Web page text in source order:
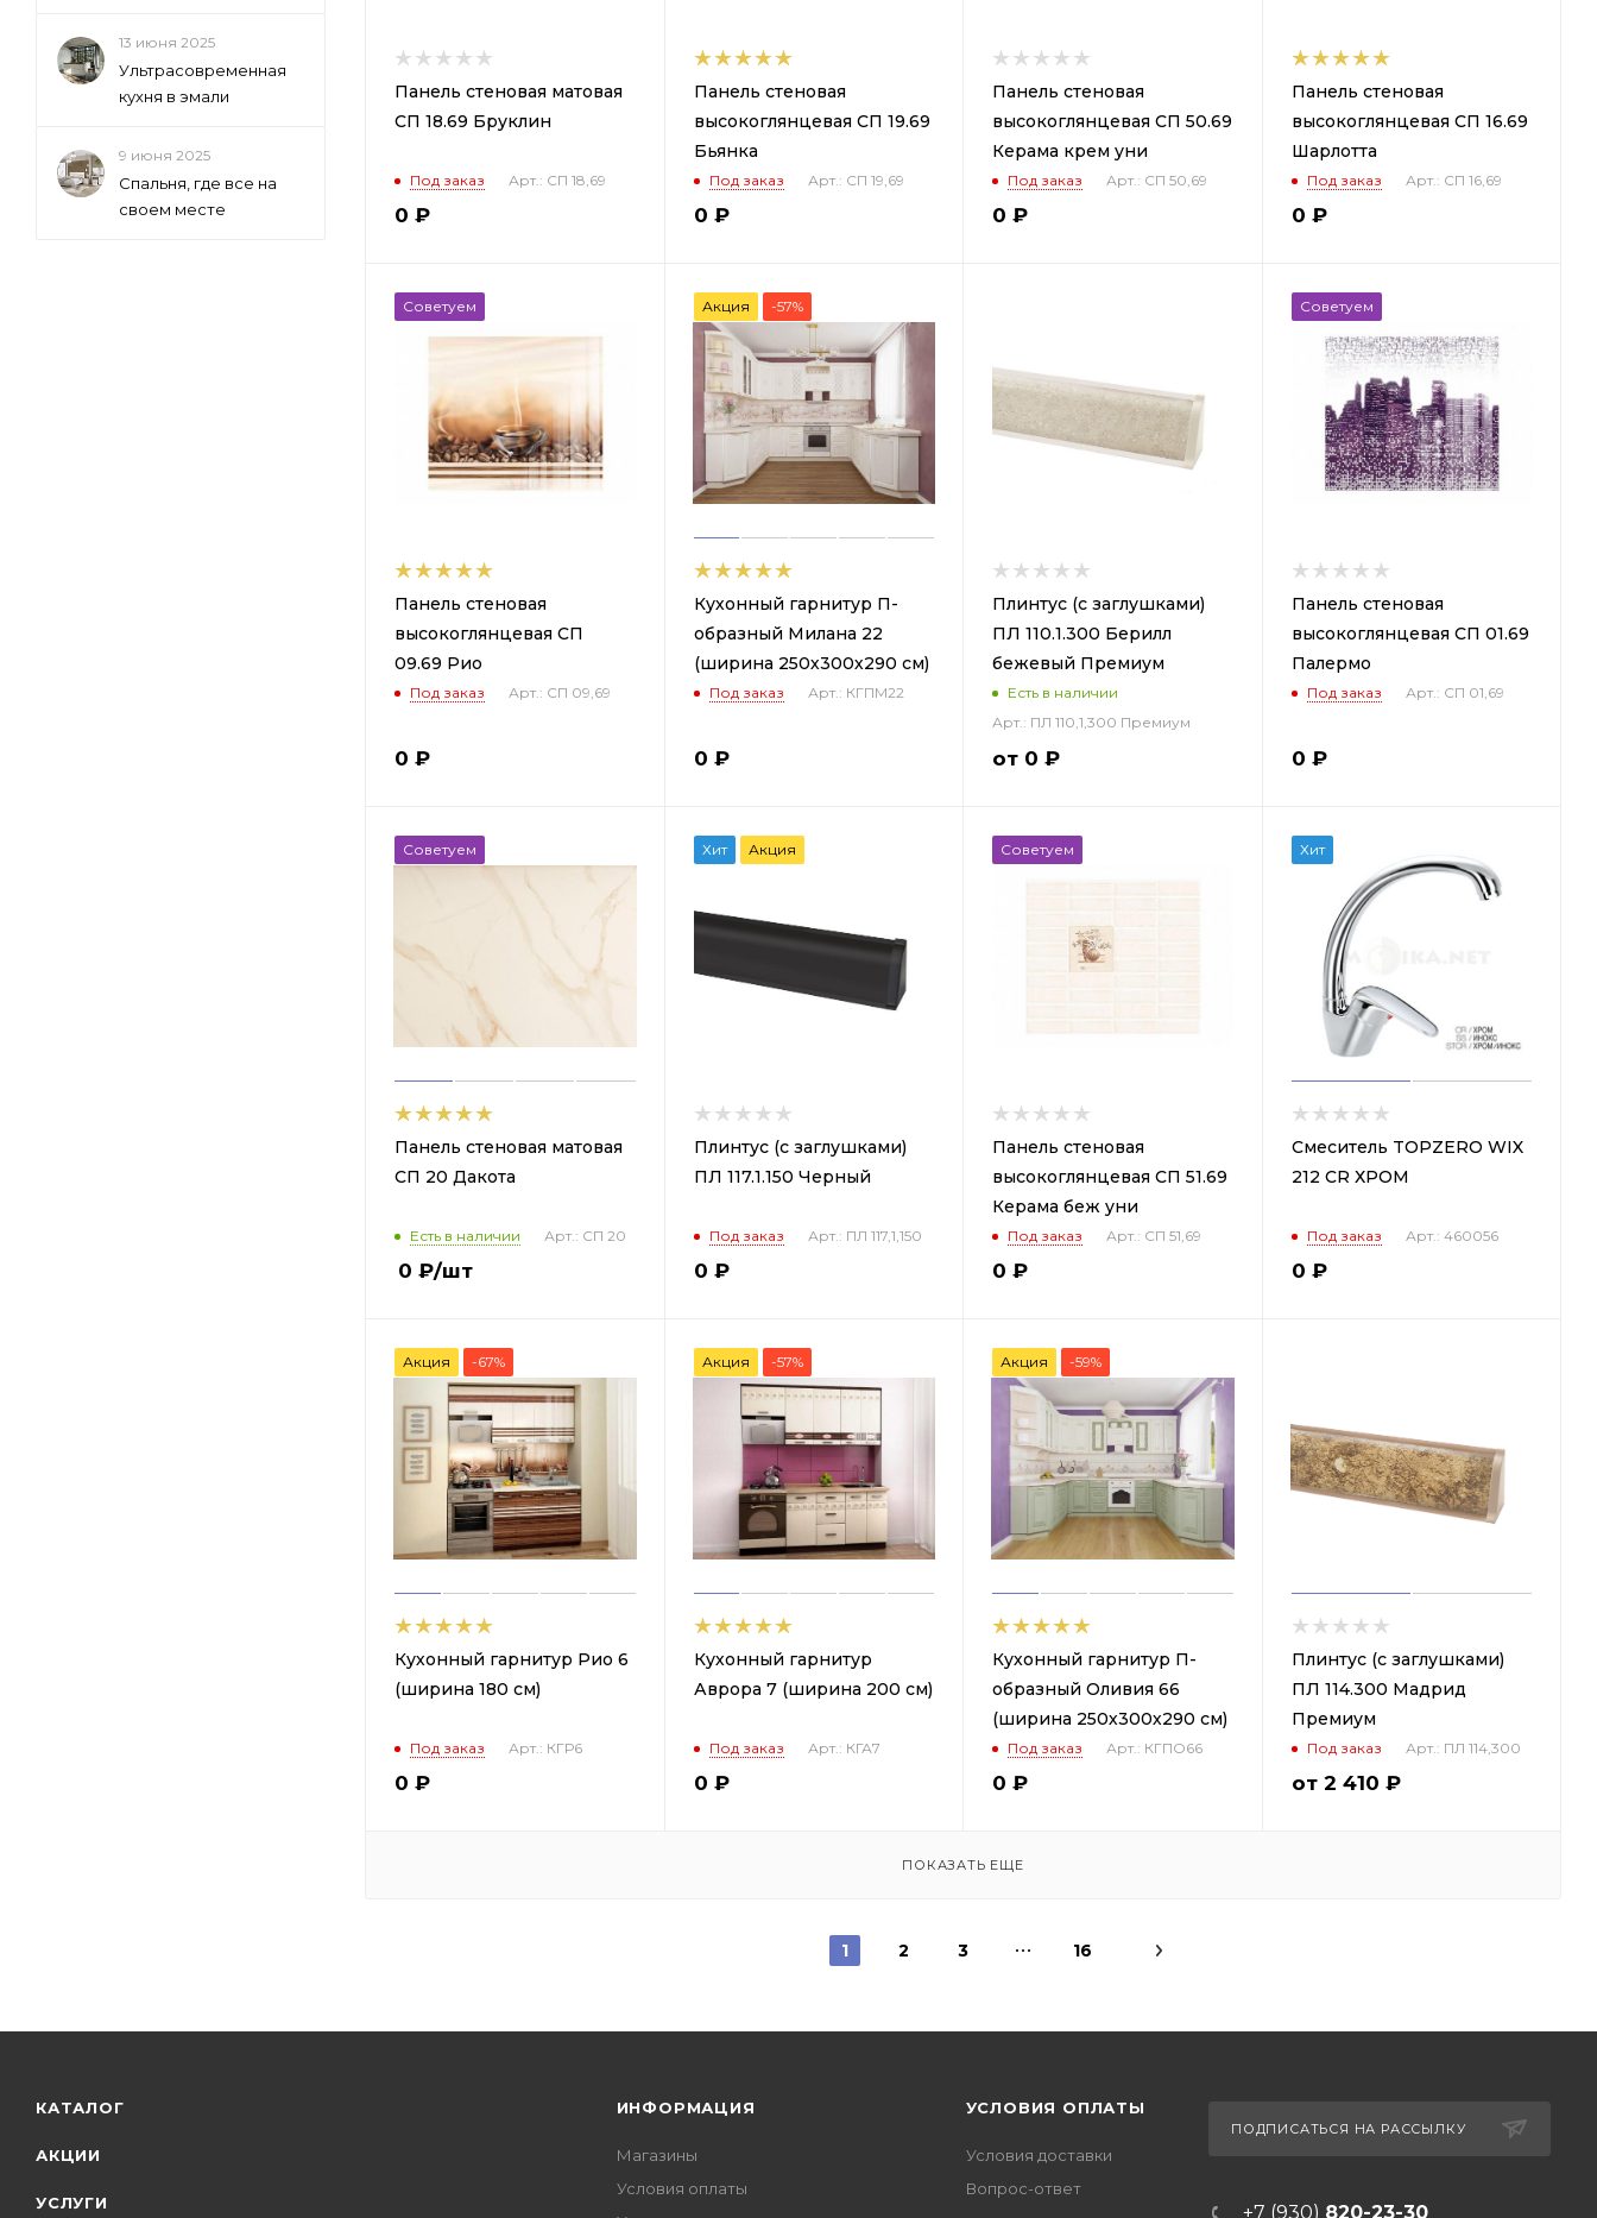
Панель стеновая матовая
СП 18.69 Бруклин
Под заказ Арт.: СП 18,69
0 ₽
Панель стеновая
высокоглянцевая СП 19.69
Бьянка
Под заказ Арт.: СП 19,69
0 ₽
Панель стеновая
высокоглянцевая СП 50.69
Керама крем уни
Под заказ Арт.: СП 50,69
0 ₽
Панель стеновая
высокоглянцевая СП 16.69
Шарлотта
Под заказ Арт.: СП 16,69
0 ₽
Советуем
Панель стеновая
высокоглянцевая СП
09.69 Рио
Под заказ Арт.: СП 09,69
0 ₽
Акция -57%
Кухонный гарнитур П-
образный Милана 22
(ширина 250х300х290 см)
Под заказ Арт.: КГПМ22
0 ₽
Плинтус (с заглушками)
ПЛ 110.1.300 Берилл
бежевый Премиум
Есть в наличии
Арт.: ПЛ 110,1,300 Премиум
от 0 ₽
Советуем
Панель стеновая
высокоглянцевая СП 01.69
Палермо
Под заказ Арт.: СП 01,69
0 ₽
Советуем
Панель стеновая матовая
СП 20 Дакота
Есть в наличии Арт.: СП 20
0 ₽/шт
Хит Акция
Плинтус (с заглушками)
ПЛ 117.1.150 Черный
Под заказ Арт.: ПЛ 117,1,150
0 ₽
Советуем
Панель стеновая
высокоглянцевая СП 51.69
Керама беж уни
Под заказ Арт.: СП 51,69
0 ₽
Хит
Смеситель TOPZERO WIX
212 CR ХРОМ
Под заказ Арт.: 460056
0 ₽
Акция -67%
Кухонный гарнитур Рио 6
(ширина 180 см)
Под заказ Арт.: КГР6
0 ₽
Акция -57%
Кухонный гарнитур
Аврора 7 (ширина 200 см)
Под заказ Арт.: КГА7
0 ₽
Акция -59%
Кухонный гарнитур П-
образный Оливия 66
(ширина 250х300х290 см)
Под заказ Арт.: КГПО66
0 ₽
Плинтус (с заглушками)
ПЛ 114.300 Мадрид
Премиум
Под заказ Арт.: ПЛ 114,300
от 2 410 ₽
ПОКАЗАТЬ ЕЩЕ
1 2 3 16
13 июня 2025
Ультрасовременная
кухня в эмали
9 июня 2025
Спальня, где все на
своем месте
КАТАЛОГ
АКЦИИ
УСЛУГИ
ИНФОРМАЦИЯ
Магазины
Условия оплаты
УСЛОВИЯ ОПЛАТЫ
Условия доставки
Вопрос-ответ
ПОДПИСАТЬСЯ НА РАССЫЛКУ
+7 (930) 820-23-30